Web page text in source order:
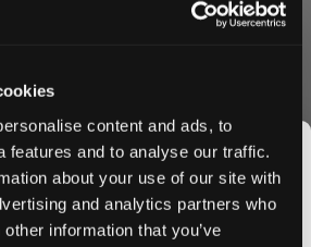
content and ads, to
features and to analyse our traffic.
about your use of our site with
and analytics partners who
information that you’ve
bietet ein befriedigendes Erlebnis
Cool Mint heute und
Vorteilen:
Deutschlands